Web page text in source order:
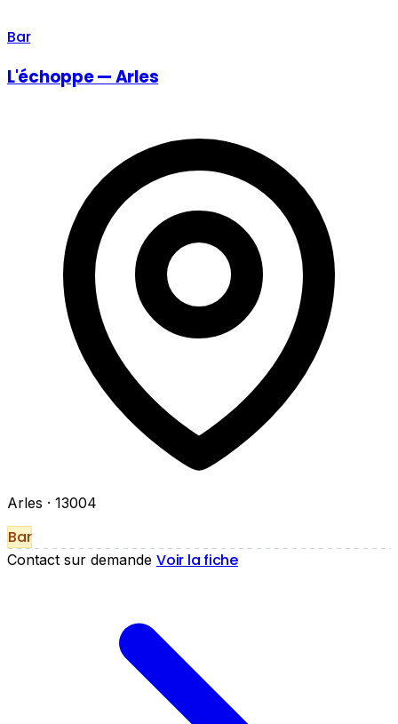
Bar
L'échoppe — Arles
Arles · 13004
Bar
Contact sur demande Voir la fiche